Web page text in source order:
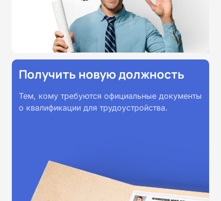
всей России.
Получить новую должность
Тем, кому требуются официальные документы
о квалификации для трудоустройства.